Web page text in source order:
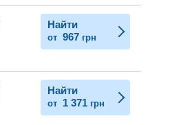
Найти
от 967 грн
Найти
от 1 371 грн